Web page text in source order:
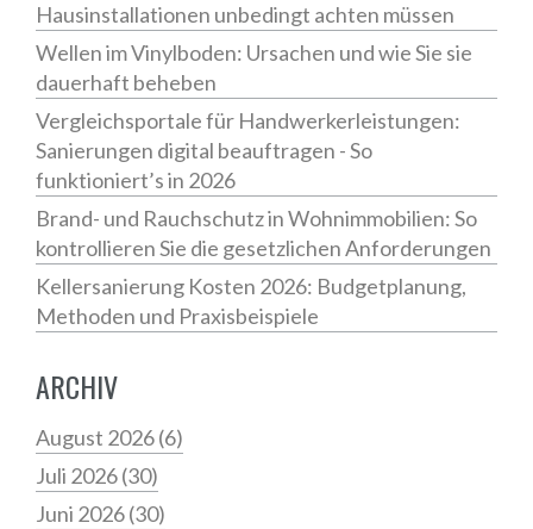
Hausinstallationen unbedingt achten müssen
Wellen im Vinylboden: Ursachen und wie Sie sie
dauerhaft beheben
Vergleichsportale für Handwerkerleistungen:
Sanierungen digital beauftragen - So
funktioniert’s in 2026
Brand- und Rauchschutz in Wohnimmobilien: So
kontrollieren Sie die gesetzlichen Anforderungen
Kellersanierung Kosten 2026: Budgetplanung,
Methoden und Praxisbeispiele
ARCHIV
August 2026(6)
Juli 2026(30)
Juni 2026(30)